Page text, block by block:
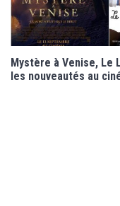
Mystère à Venise, Le
les nouveautés au